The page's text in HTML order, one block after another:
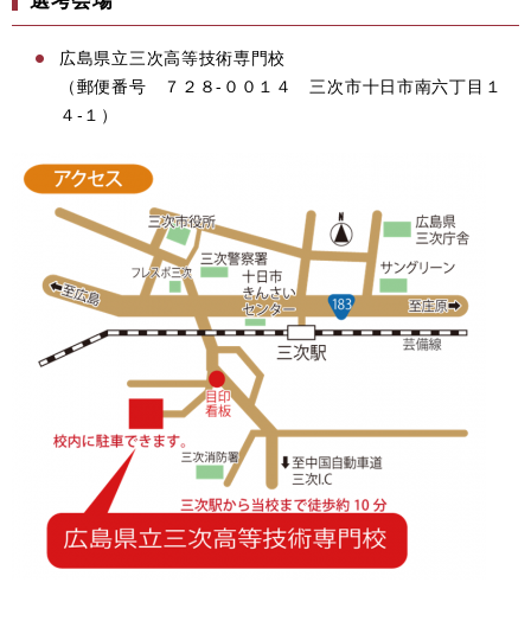
広島県立三次高等技術専門校
（郵便番号 ７２８-００１４ 三次市十日市南六丁目１
４‐１）